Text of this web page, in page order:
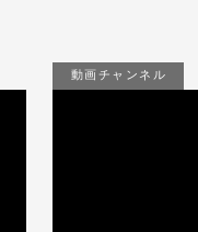
動画チャンネル